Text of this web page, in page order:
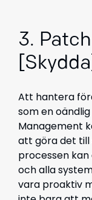
3.
[Skydda]
Att hantera
som en
Management
att göra det till
processen
och alla
vara proaktiv